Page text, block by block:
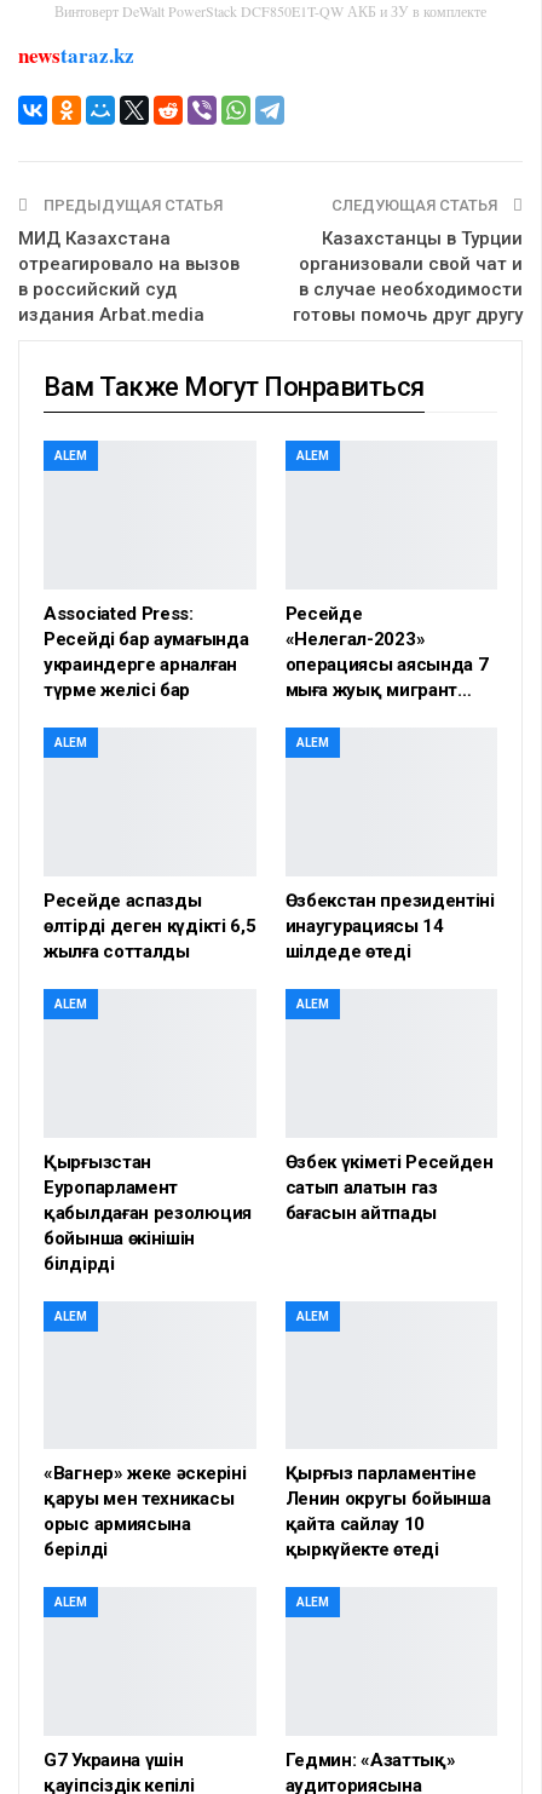
Винтоверт DeWalt PowerStack DCF850E1T-QW АКБ и ЗУ в комплекте
newstaraz.kz
ПРЕДЫДУЩАЯ СТАТЬЯ
МИД Казахстана
отреагировало на вызов
в российский суд
издания Arbat.media
СЛЕДУЮЩАЯ СТАТЬЯ
Казахстанцы в Турции
организовали свой чат и
в случае необходимости
готовы помочь друг другу
Вам Также Могут Понравиться
ALEM
Associated Press:
Ресейдің бар аумағында
украиндерге арналған
түрме желісі бар
ALEM
Ресейде
«Нелегал-2023»
операциясы аясында 7
мыңға жуық мигрант…
ALEM
Ресейде аспазды
өлтірді деген күдікті 6,5
жылға сотталды
ALEM
Өзбекстан президентінің
инаугурациясы 14
шілдеде өтеді
ALEM
Қырғызстан
Еуропарламент
қабылдаған резолюция
бойынша өкінішін
білдірді
ALEM
Өзбек үкіметі Ресейден
сатып алатын газ
бағасын айтпады
ALEM
«Вагнер» жеке әскерінің
қаруы мен техникасы
орыс армиясына
берілді
ALEM
Қырғыз парламентіне
Ленин округы бойынша
қайта сайлау 10
қыркүйекте өтеді
ALEM
G7 Украина үшін
қауіпсіздік кепілі
ALEM
Гедмин: «Азаттық»
аудиториясына